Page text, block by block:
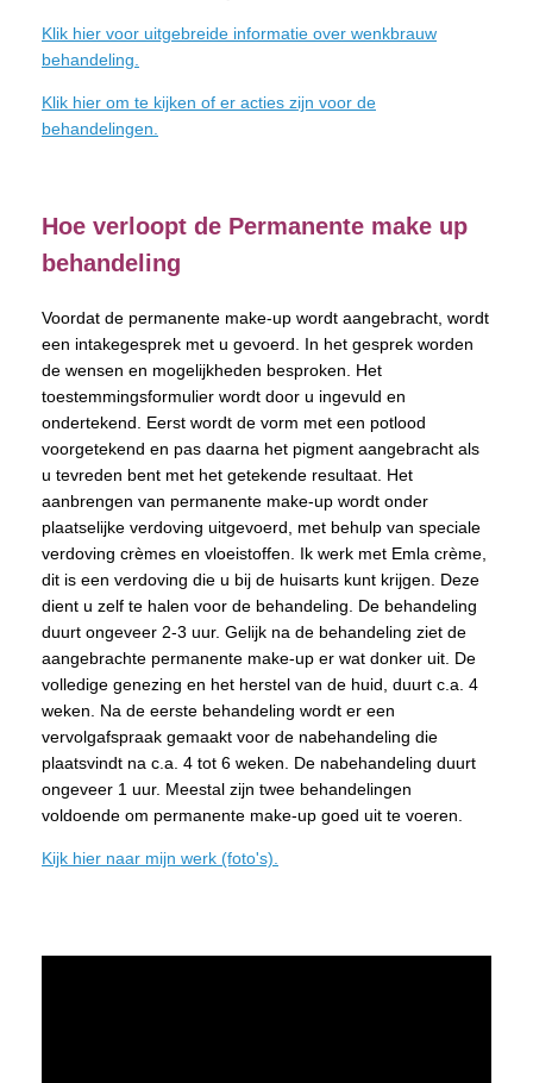
Klik hier voor uitgebreide informatie over wenkbrauw
behandeling.
Klik hier om te kijken of er acties zijn voor de
behandelingen.
Hoe verloopt de Permanente make up
behandeling
Voordat de permanente make-up wordt aangebracht, wordt
een intakegesprek met u gevoerd. In het gesprek worden
de wensen en mogelijkheden besproken. Het
toestemmingsformulier wordt door u ingevuld en
ondertekend. Eerst wordt de vorm met een potlood
voorgetekend en pas daarna het pigment aangebracht als
u tevreden bent met het getekende resultaat. Het
aanbrengen van permanente make-up wordt onder
plaatselijke verdoving uitgevoerd, met behulp van speciale
verdoving crèmes en vloeistoffen. Ik werk met Emla crème,
dit is een verdoving die u bij de huisarts kunt krijgen. Deze
dient u zelf te halen voor de behandeling. De behandeling
duurt ongeveer 2-3 uur. Gelijk na de behandeling ziet de
aangebrachte permanente make-up er wat donker uit. De
volledige genezing en het herstel van de huid, duurt c.a. 4
weken. Na de eerste behandeling wordt er een
vervolgafspraak gemaakt voor de nabehandeling die
plaatsvindt na c.a. 4 tot 6 weken. De nabehandeling duurt
ongeveer 1 uur. Meestal zijn twee behandelingen
voldoende om permanente make-up goed uit te voeren.
Kijk hier naar mijn werk (foto's).